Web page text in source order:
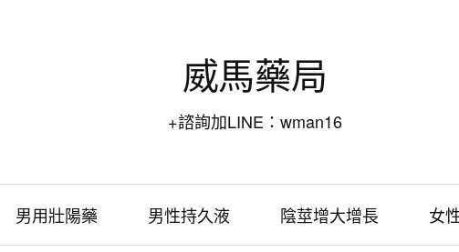
威馬藥局
+諮詢加LINE：wman16
男用壯陽藥 男性持久液 陰莖增大增長 女